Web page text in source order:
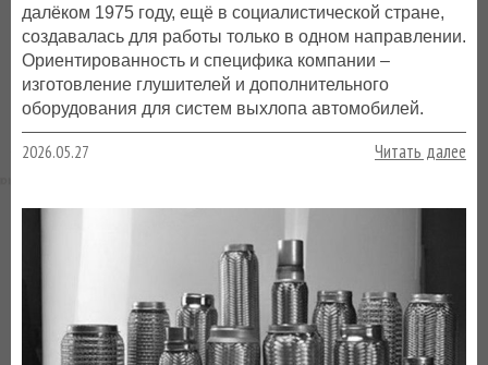
далёком 1975 году, ещё в социалистической стране,
создавалась для работы только в одном направлении.
Ориентированность и специфика компании –
изготовление глушителей и дополнительного
оборудования для систем выхлопа автомобилей.
2026.05.27 Читать далее